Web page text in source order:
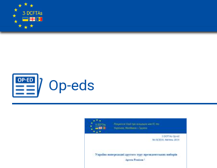
Op-eds